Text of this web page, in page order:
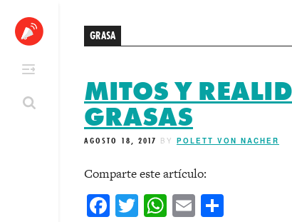
content
GRASA
MITOS Y
GRASAS
AGOSTO 18, 2017 BY POLETT VON NACHER
Comparte este artículo:
Facebook
Twitter
WhatsApp
Email